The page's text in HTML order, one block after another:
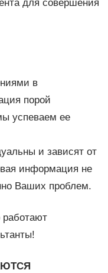
для совершения
в
порой
успеваем ее
и зависят от
информация не
Ваших проблем.
работают